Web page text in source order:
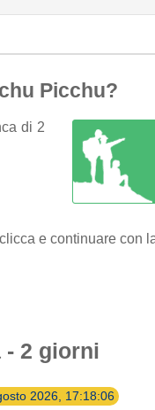
Picchu?
di 2
e continuare con
- 2 giorni
2026, 17:18:06